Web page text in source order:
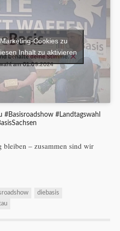
Cookies zu
Inhalt zu aktivieren
#Basisroadshow #Landtagswahl
bleiben – zusammen sind wir
diebasis